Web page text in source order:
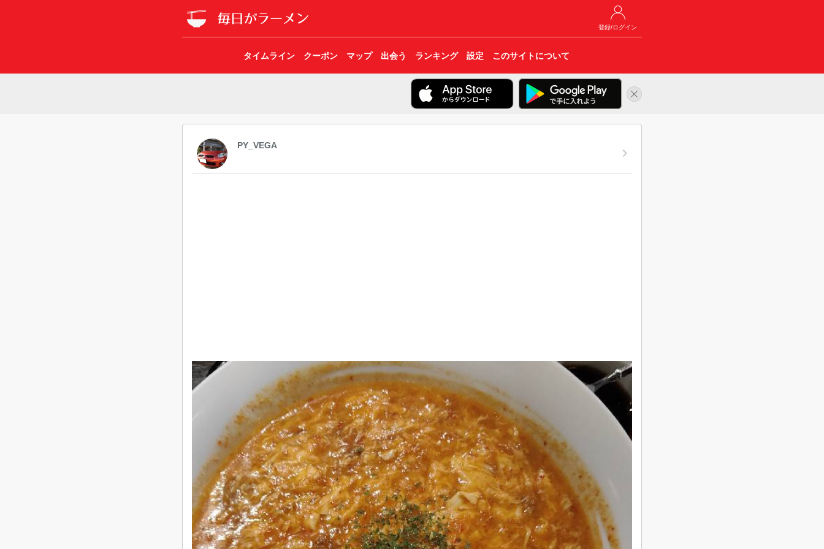
登録/ログイン
タイムライン クーポン マップ 出会う ランキング 設定 このサイトについて
PY_VEGA